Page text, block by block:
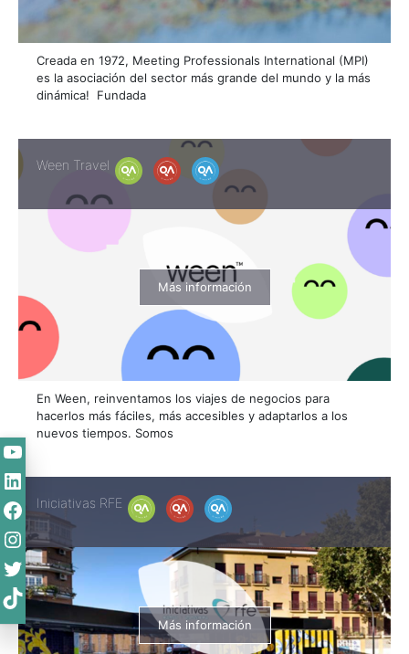
Creada en 1972, Meeting Professionals International (MPI)
es la asociación del sector más grande del mundo y la más
dinámica! Fundada
Ween Travel
Más información
En Ween, reinventamos los viajes de negocios para
hacerlos más fáciles, más accesibles y adaptarlos a los
nuevos tiempos. Somos
Iniciativas RFE
Más información
YouTube
LinkedIn
Facebook
Instagram
Twitter
TikTok